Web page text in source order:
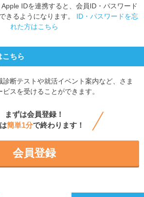
IDを連携すると、会員ID・パスワード
きるようになります。 ID・パスワードを忘
れた方はこちら
こちら
診断テストや就活イベント案内など、さま
スを受けることができます。
まずは会員登録！
簡単1分で終わります！
会員登録